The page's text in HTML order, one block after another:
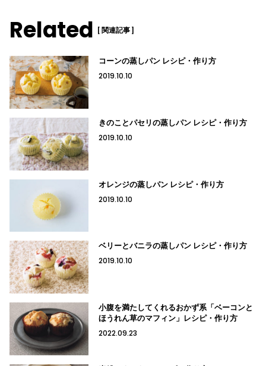
Related [ 関連記事 ]
コーンの蒸しパン レシピ・作り方
2019.10.10
きのことパセリの蒸しパン レシピ・作り方
2019.10.10
オレンジの蒸しパン レシピ・作り方
2019.10.10
ベリーとバニラの蒸しパン レシピ・作り方
2019.10.10
小腹を満たしてくれるおかず系「ベーコンと
ほうれん草のマフィン」レシピ・作り方
2022.09.23